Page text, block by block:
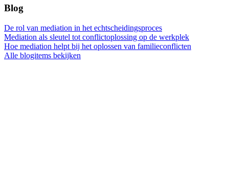
Blog
De rol van mediation in het echtscheidingsproces
Mediation als sleutel tot conflictoplossing op de werkplek
Hoe mediation helpt bij het oplossen van familieconflicten
Alle blogitems bekijken